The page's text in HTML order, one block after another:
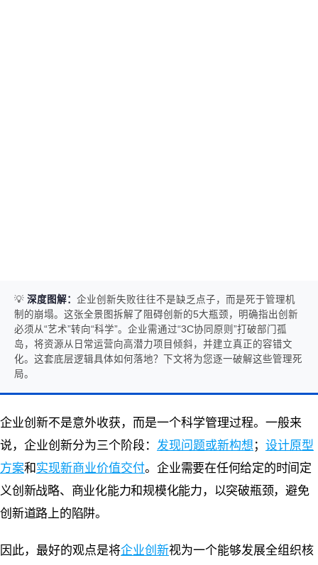
💡 深度图解： 企业创新失败往往不是缺乏点子，而是死于管理机
制的崩塌。这张全景图拆解了阻碍创新的5大瓶颈，明确指出创新
必须从“艺术”转向“科学”。企业需通过“3C协同原则”打破部门孤
岛，将资源从日常运营向高潜力项目倾斜，并建立真正的容错文
化。这套底层逻辑具体如何落地？下文将为您逐一破解这些管理死
局。
企业创新不是意外收获，而是一个科学管理过程。一般来
说，企业创新分为三个阶段： 发现问题或新构想 ； 设计原型
方案和 实现新商业价值交付。 企业需要在任何给定的时间定
义创新战略、商业化能力和规模化能力，以突破瓶颈，避免
创新道路上的陷阱。
因此，最好的观点是将企业创新视为一个能够发展全组织核